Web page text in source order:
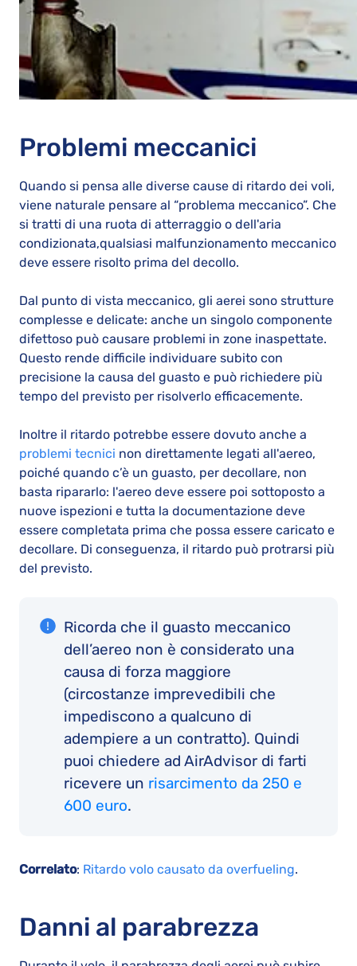
Problemi meccanici
Quando si pensa alle diverse cause di ritardo dei voli,
viene naturale pensare al “problema meccanico”. Che
si tratti di una ruota di atterraggio o dell'aria
condizionata,qualsiasi malfunzionamento meccanico
deve essere risolto prima del decollo.
Dal punto di vista meccanico, gli aerei sono strutture
complesse e delicate: anche un singolo componente
difettoso può causare problemi in zone inaspettate.
Questo rende difficile individuare subito con
precisione la causa del guasto e può richiedere più
tempo del previsto per risolverlo efficacemente.
Inoltre il ritardo potrebbe essere dovuto anche a
problemi tecnici non direttamente legati all'aereo,
poiché quando c’è un guasto, per decollare, non
basta ripararlo: l'aereo deve essere poi sottoposto a
nuove ispezioni e tutta la documentazione deve
essere completata prima che possa essere caricato e
decollare. Di conseguenza, il ritardo può protrarsi più
del previsto.
Ricorda che il guasto meccanico
dell’aereo non è considerato una
causa di forza maggiore
(circostanze imprevedibili che
impediscono a qualcuno di
adempiere a un contratto). Quindi
puoi chiedere ad AirAdvisor di farti
ricevere un risarcimento da 250 e
600 euro.
Correlato: Ritardo volo causato da overfueling.
Danni al parabrezza